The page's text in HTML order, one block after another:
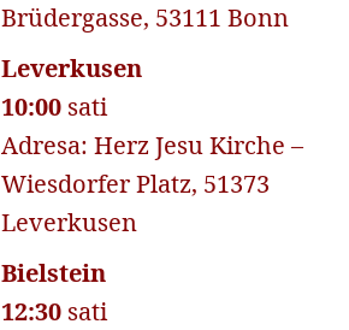
Brüdergasse, 53111 Bonn
Leverkusen
10:00 sati
Adresa: Herz Jesu Kirche –
Wiesdorfer Platz, 51373
Leverkusen
Bielstein
12:30 sati